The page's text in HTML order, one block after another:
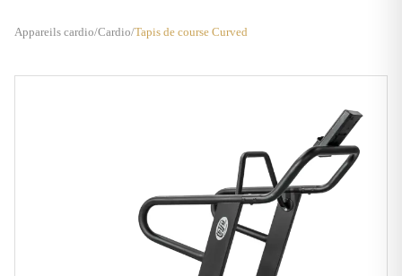
Appareils cardio/Cardio/Tapis de course Curved